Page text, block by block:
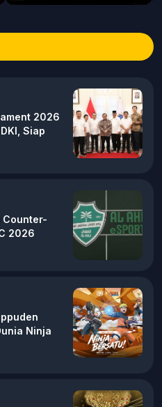
2026
Siap
Counter-
2026
Ninja